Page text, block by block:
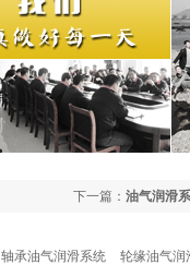
下一篇： 油气润滑
轴承油气润滑系统 轮缘油气润